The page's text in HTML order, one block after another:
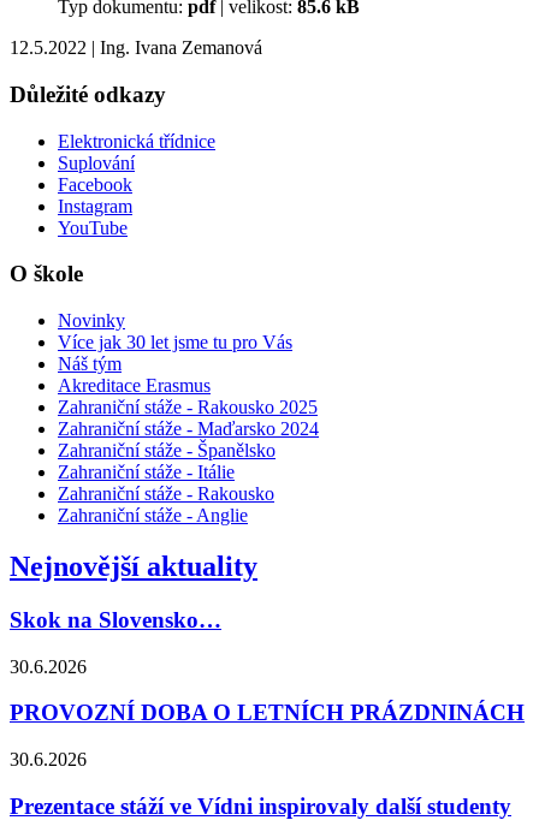
Typ dokumentu: pdf | velikost: 85.6 kB
12.5.2022 | Ing. Ivana Zemanová
Důležité odkazy
Elektronická třídnice
Suplování
Facebook
Instagram
YouTube
O škole
Novinky
Více jak 30 let jsme tu pro Vás
Náš tým
Akreditace Erasmus
Zahraniční stáže - Rakousko 2025
Zahraniční stáže - Maďarsko 2024
Zahraniční stáže - Španělsko
Zahraniční stáže - Itálie
Zahraniční stáže - Rakousko
Zahraniční stáže - Anglie
Nejnovější aktuality
Skok na Slovensko…
30.6.2026
PROVOZNÍ DOBA O LETNÍCH PRÁZDNINÁCH
30.6.2026
Prezentace stáží ve Vídni inspirovaly další studenty